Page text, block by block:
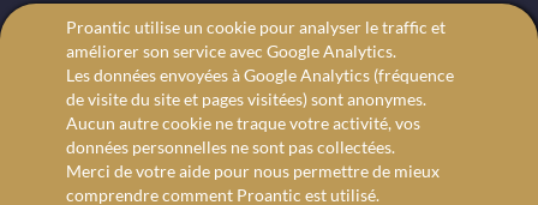
CONDITIONS GÉNÉRALES
Mentions légales
Protection des données
Recherche avancée
Proantic utilise un cookie pour analyser le traffic et
améliorer son service avec Google Analytics.
Les données envoyées à Google Analytics (fréquence
de visite du site et pages visitées) sont anonymes.
Aucun autre cookie ne traque votre activité, vos
données personnelles ne sont pas collectées.
Merci de votre aide pour nous permettre de mieux
comprendre comment Proantic est utilisé.